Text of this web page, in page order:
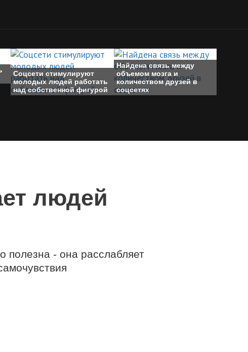
Соцсети стимулируют
молодых людей работать
над собственной фигурой
Найдена связь между
объемом мозга и
количеством друзей в
соцсетях
людей
полезна - она расслабляет